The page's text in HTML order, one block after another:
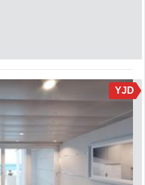
YJD